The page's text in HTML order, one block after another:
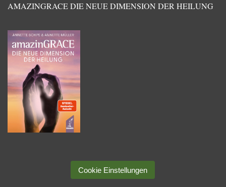
AMAZINGRACE DIE NEUE DIMENSION DER HEILUNG
Cookie Einstellungen